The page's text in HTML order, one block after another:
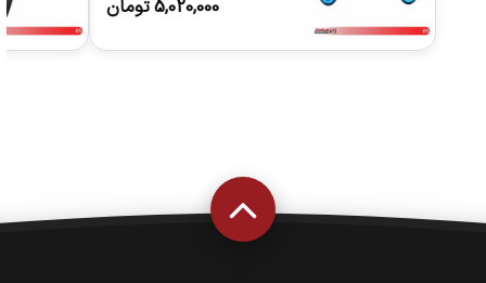
5,020,000تومان